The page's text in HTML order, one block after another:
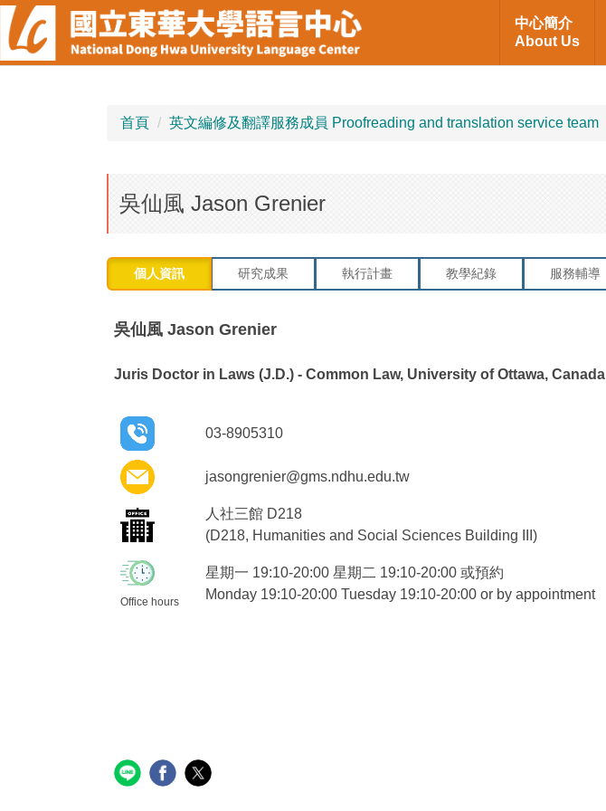
跳
到
主
中心簡介
About Us
首頁 英文編修及翻譯服務成員 Proofreading and translation service team
吳仙風 Jason Grenier
個人資訊 研究成果 執行計畫 教學紀錄 服務輔導
吳仙風 Jason Grenier
Juris Doctor in Laws (J.D.) - Common Law, University of Ottawa, Canada
03-8905310
jasongrenier@gms.ndhu.edu.tw
人社三館 D218
(D218, Humanities and Social Sciences Building III)
Office hours
星期一 19:10-20:00 星期二 19:10-20:00 或預約
Monday 19:10-20:00 Tuesday 19:10-20:00 or by appointment